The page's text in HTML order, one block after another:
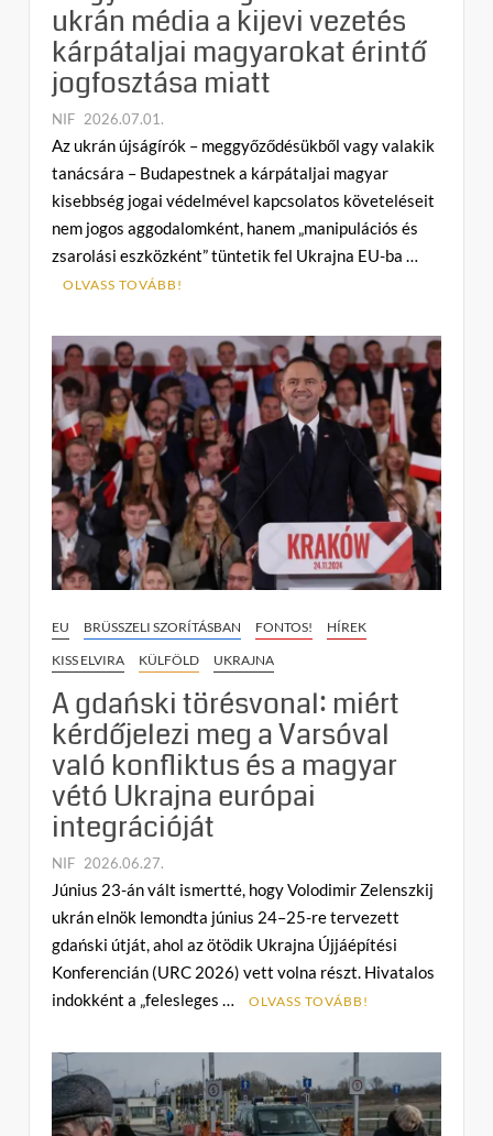
ukrán média a kijevi vezetés
kárpátaljai magyarokat érintő
jogfosztása miatt
NIF 2026.07.01.
o
m
m
e
n
t
Hogyan
mentegetőzik
az
ukrán
média
kijevi
vezetés
kárpátaljai
magyarokat
érintő
miatt
Az ukrán újságírók – meggyőződésükből vagy valakik
tanácsára – Budapestnek a kárpátaljai magyar
kisebbség jogai védelmével kapcsolatos követeléseit
nem jogos aggodalomként, hanem „manipulációs és
zsarolási eszközként” tüntetik fel Ukrajna EU-ba …
OLVASS TOVÁBB!
EU BRÜSSZELI SZORÍTÁSBAN FONTOS!
HÍREK
KISS ELVIRA
KÜLFÖLD UKRAJNA
A gdański törésvonal: miért
kérdőjelezi meg a Varsóval
való konfliktus és a magyar
vétó Ukrajna európai
integrációját
NIF 2026.06.27.
o
m
m
e
n
on
gdański
törésvonal:
Június 23-án vált ismertté, hogy Volodimir Zelenszkij
ukrán elnök lemondta június 24–25-re tervezett
gdański útját, ahol az ötödik Ukrajna Újjáépítési
Konferencián (URC 2026) vett volna részt. Hivatalos
indokként a „felesleges …
OLVASS TOVÁBB!